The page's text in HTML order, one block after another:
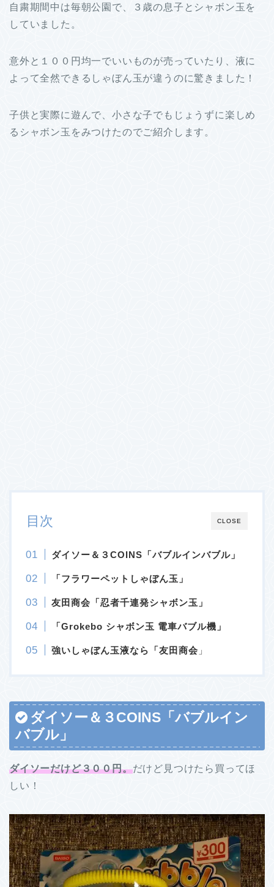
自粛期間中は毎朝公園で、３歳の息子とシャボン玉を
していました。
意外と１００円均一でいいものが売っていたり、液に
よって全然できるしゃぼん玉が違うのに驚きました！
子供と実際に遊んで、小さな子でもじょうずに楽しめ
るシャボン玉をみつけたのでご紹介します。
CLOSE
目次
ダイソー ＆３COINS 「バブルインバブル」
「フラワーペットしゃぼん玉」
友田商会「忍者千連発シャボン玉」
「Grokebo シャボン玉 電車バブル機」
強いしゃぼん玉液なら「友田商会 」
ダイソー＆３COINS 「バブルイン
バブル」
ダイソーだけど３００円。だけど見つけたら買ってほ
しい！